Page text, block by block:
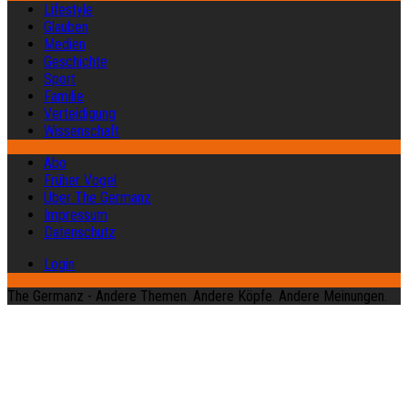
Lifestyle
Glauben
Medien
Geschichte
Sport
Familie
Verteidigung
Wissenschaft
Abo
Früher Vogel
Über The Germanz
Impressum
Datenschutz
Login
The Germanz - Andere Themen. Andere Köpfe. Andere Meinungen.